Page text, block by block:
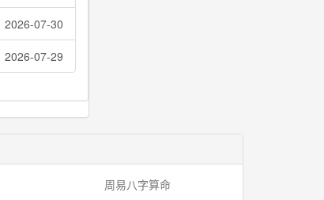
2026-07-30
2026-07-29
周易八字算命